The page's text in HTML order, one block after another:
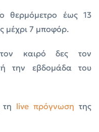
θερμόμετρο έως 13
μέχρι 7 μποφόρ.
καιρό δες τον
την εβδομάδα του
live πρόγνωση της